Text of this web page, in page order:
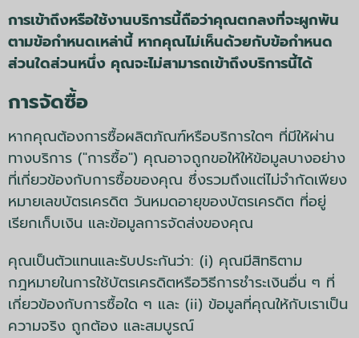
การเข้าถึงหรือใช้งานบริการนี้ถือว่าคุณตกลงที่จะผูกพัน
ตามข้อกำหนดเหล่านี้ หากคุณไม่เห็นด้วยกับข้อกำหนด
ส่วนใดส่วนหนึ่ง คุณจะไม่สามารถเข้าถึงบริการนี้ได้
การจัดซื้อ
หากคุณต้องการซื้อผลิตภัณฑ์หรือบริการใดๆ ที่มีให้ผ่าน
ทางบริการ ("การซื้อ") คุณอาจถูกขอให้ให้ข้อมูลบางอย่าง
ที่เกี่ยวข้องกับการซื้อของคุณ ซึ่งรวมถึงแต่ไม่จำกัดเพียง
หมายเลขบัตรเครดิต วันหมดอายุของบัตรเครดิต ที่อยู่
เรียกเก็บเงิน และข้อมูลการจัดส่งของคุณ
คุณเป็นตัวแทนและรับประกันว่า: (i) คุณมีสิทธิตาม
กฎหมายในการใช้บัตรเครดิตหรือวิธีการชำระเงินอื่น ๆ ที่
เกี่ยวข้องกับการซื้อใด ๆ และ (ii) ข้อมูลที่คุณให้กับเราเป็น
ความจริง ถูกต้อง และสมบูรณ์